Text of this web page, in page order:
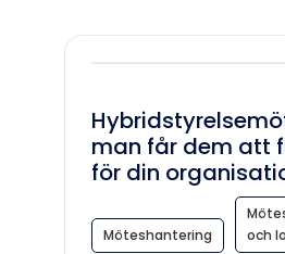
man får dem att
för din
Möteshantering
och